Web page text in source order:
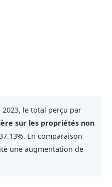
le total perçu par
sur les propriétés non
En comparaison
une augmentation de